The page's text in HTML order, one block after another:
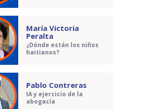
María Victoria
Peralta
¿Dónde están los niños
haitianos?
Pablo Contreras
IA y ejercicio de la
abogacía